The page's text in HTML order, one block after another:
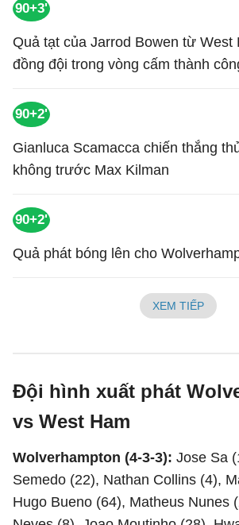
90+3'
Quả tạt của Jarrod Bowen từ West
đồng đội trong vòng cấm thành
90+2'
Gianluca Scamacca chiến thắng
không trước Max Kilman
90+2'
Quả phát bóng lên cho
XEM TIẾP
Đội hình xuất phát
vs West Ham
Wolverhampton (4-3-3): Jose Sa
Semedo (22), Nathan Collins (4),
Hugo Bueno (64), Matheus Nunes